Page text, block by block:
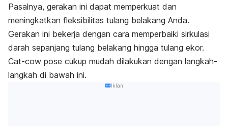
Pasalnya, gerakan ini dapat memperkuat dan
meningkatkan fleksibilitas tulang belakang Anda.
Gerakan ini bekerja dengan cara memperbaiki sirkulasi
darah sepanjang tulang belakang hingga tulang ekor.
Cat-cow pose cukup mudah dilakukan dengan langkah-
langkah di bawah ini.
Iklan